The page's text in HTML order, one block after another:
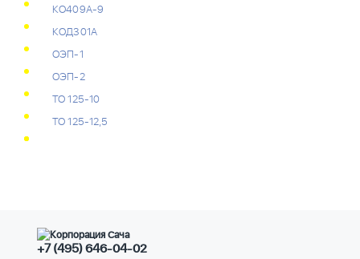
КО409А-9
КОД301А
ОЭП-1
ОЭП-2
ТО 125-10
ТО 125-12,5
+7 (495) 646-04-02